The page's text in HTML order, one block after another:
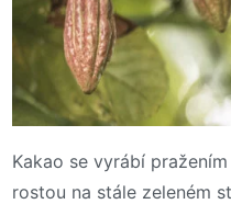
Kakao se vyrábí
rostou na stále zeleném